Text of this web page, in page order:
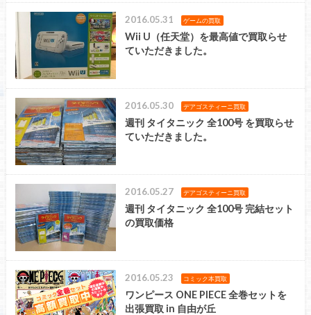
2016.05.31 ゲームの買取
Wii U（任天堂）を最高値で買取らせ
ていただきました。
2016.05.30 デアゴスティーニ買取
週刊 タイタニック 全100号 を買取らせ
ていただきました。
2016.05.27 デアゴスティーニ買取
週刊 タイタニック 全100号 完結セット
の買取価格
2016.05.23 コミック本買取
ワンピース ONE PIECE 全巻セットを
出張買取 in 自由が丘